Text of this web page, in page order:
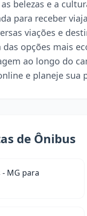
belezas e a
para receber
viações e
das opções mais
ao longo do
e planeje
de Ônibus
MG para